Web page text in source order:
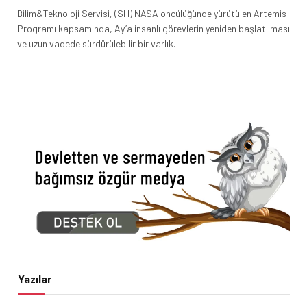
Bilim&Teknoloji Servisi, (SH) NASA öncülüğünde yürütülen Artemis
Programı kapsamında, Ay’a insanlı görevlerin yeniden başlatılması
ve uzun vadede sürdürülebilir bir varlık…
Yazılar